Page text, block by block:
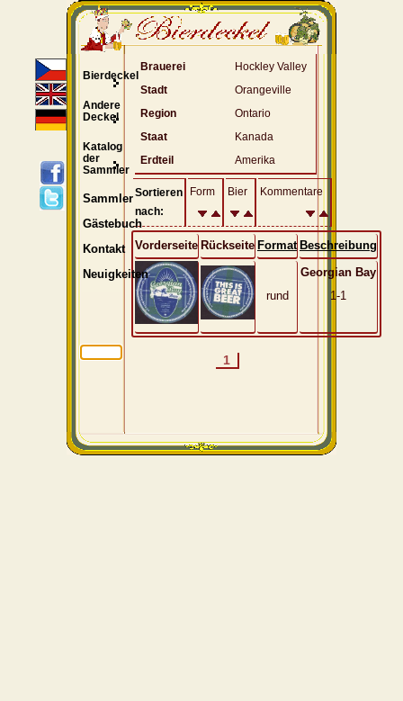
Brauerei
Hockley Valley
Stadt
Orangeville
Region
Ontario
Staat
Kanada
Erdteil
Amerika
Sortieren
nach:
Form Bier Kommentare
Vorderseite Rückseite Format Beschreibung
rund
Georgian Bay
1-1
1
Bierdeckel
Andere
Deckel
Katalog
der
Sammler
Sammler
Gästebuch
Kontakt
Neuigkeiten